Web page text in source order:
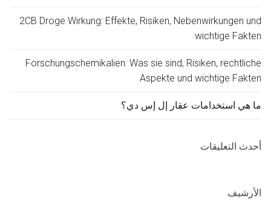
2CB Droge Wirkung: Effekte, Risiken, Nebenwirkungen und
wichtige Fakten
Forschungschemikalien: Was sie sind, Risiken, rechtliche
Aspekte und wichtige Fakten
ما هي استخدامات عقار إل إس دي؟
أحدث التعليقات
الأرشيف